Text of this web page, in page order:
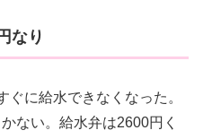
なり
に給水できなくなった。
ない。給水弁は2600円く